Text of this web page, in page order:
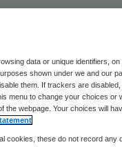
data or unique identifiers, on
shown under we and our
them. If trackers are
menu to change your choices or
the webpage. Your choices will
cookies, these do not record any